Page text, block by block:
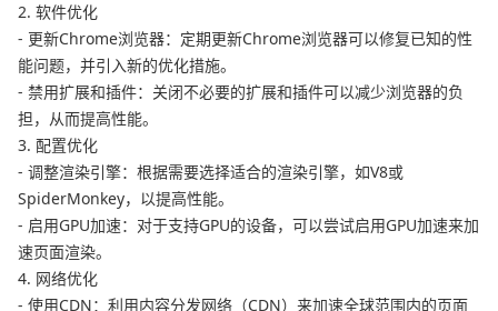
2. 软件优化
- 更新Chrome浏览器：定期更新Chrome浏览器可以修复已知的性
能问题，并引入新的优化措施。
- 禁用扩展和插件：关闭不必要的扩展和插件可以减少浏览器的负
担，从而提高性能。
3. 配置优化
- 调整渲染引擎：根据需要选择适合的渲染引擎，如V8或
SpiderMonkey，以提高性能。
- 启用GPU加速：对于支持GPU的设备，可以尝试启用GPU加速来加
速页面渲染。
4. 网络优化
- 使用CDN：利用内容分发网络（CDN）来加速全球范围内的页面